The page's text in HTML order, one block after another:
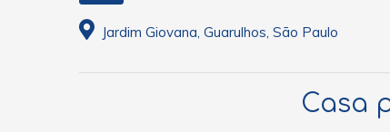
Jardim Giovana, Guarulhos, São Paulo
Casa